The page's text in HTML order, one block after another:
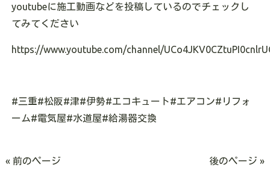
youtubeに施工動画などを投稿しているのでチェックし
てみてください
https://www.youtube.com/channel/
#三重#松阪#津#伊勢#エコキュート#エアコン#リフォ
ーム#電気屋#水道屋#給湯器交換
« 前のページ 後のページ »